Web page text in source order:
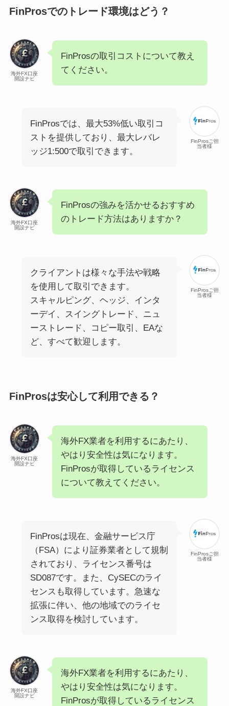
FinProsでのトレード環境はどう？
海外FX口座
開設ナビ
FinProsの取引コストについて教え
てください。
FinProsご担
当者様
FinProsでは、最大53%低い取引コ
ストを提供しており、最大レバレ
ッジ1:500で取引できます。
海外FX口座
開設ナビ
FinProsの強みを活かせるおすすめ
のトレード方法はありますか？
FinProsご担
当者様
クライアントは様々な手法や戦略
を使用して取引できます。
スキャルピング、ヘッジ、インタ
ーデイ、スイングトレード、ニュ
ーストレード、コピー取引、EAな
ど、すべて歓迎します。
FinProsは安心して利用できる？
海外FX口座
開設ナビ
海外FX業者を利用するにあたり、
やはり安全性は気になります。
FinProsが取得しているライセンス
について教えてください。
FinProsご担
当者様
FinProsは現在、金融サービス庁
（FSA）により証券業者として規制
されており、ライセンス番号は
SD087です。また、CySECのライ
センスも取得しています。急速な
拡張に伴い、他の地域でのライセ
ンス取得を検討しています。
海外FX口座
開設ナビ
海外FX業者を利用するにあたり、
やはり安全性は気になります。
FinProsが取得しているライセンス